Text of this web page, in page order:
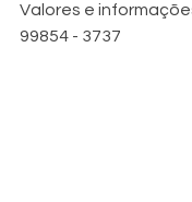
Valores e
99854 - 3737